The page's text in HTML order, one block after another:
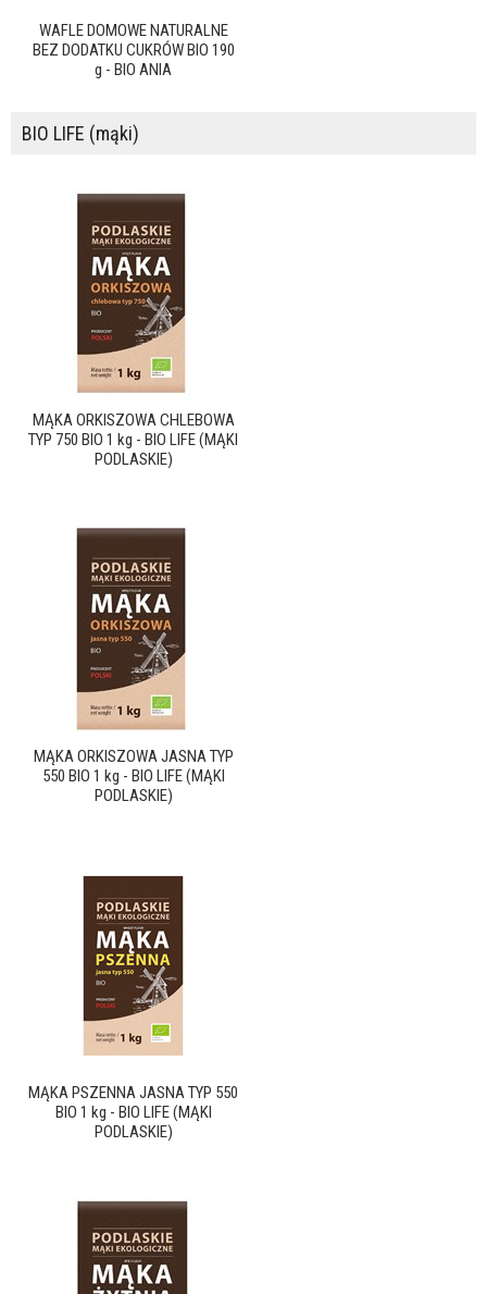
WAFLE DOMOWE NATURALNE
BEZ DODATKU CUKRÓW BIO 190
g - BIO ANIA
BIO LIFE (mąki)
MĄKA ORKISZOWA CHLEBOWA
TYP 750 BIO 1 kg - BIO LIFE (MĄKI
PODLASKIE)
MĄKA ORKISZOWA JASNA TYP
550 BIO 1 kg - BIO LIFE (MĄKI
PODLASKIE)
MĄKA PSZENNA JASNA TYP 550
BIO 1 kg - BIO LIFE (MĄKI
PODLASKIE)